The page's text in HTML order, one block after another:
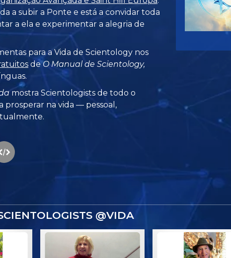
a subir a Ponte e está a convidar toda
a ela e experimentar a alegria de
para a Vida de Scientology nos
deO Manual de Scientology,
mostra Scientologists de todo o
prosperar na vida — pessoal,
@VIDA